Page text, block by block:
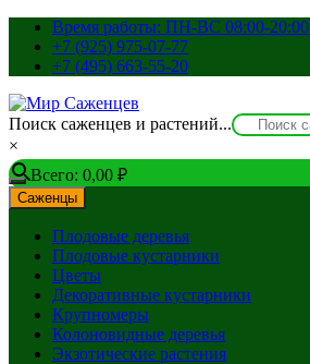
Перейти
содержимому
Время работы: ПН-ВС 08:00-20:00
+7 (925) 975-07-77
+7 (495) 663-55-20
Поиск саженцев и растений...
×
Всего: 0,00 ₽
Саженцы
Плодовые деревья
Плодовые кустарники
Цветы
Декоративные кустарники
Крупномеры
Колоновидные деревья
Экзотические растения